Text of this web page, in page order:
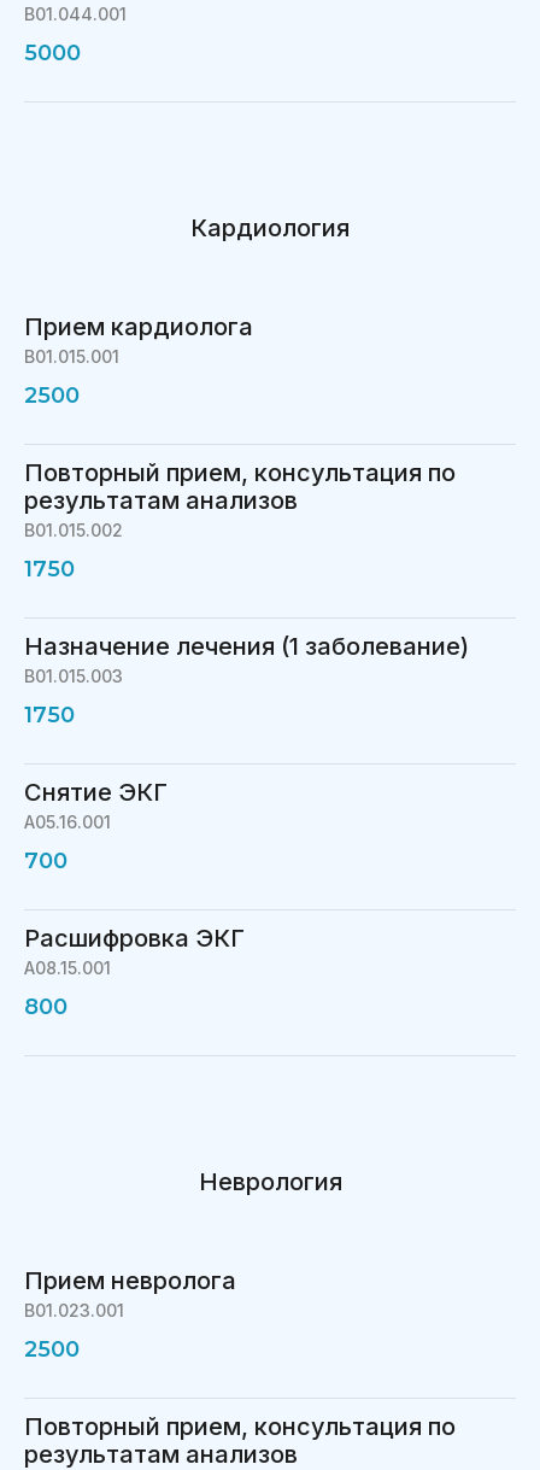
B01.044.001
5000
Кардиология
Прием кардиолога
B01.015.001
2500
Повторный прием, консультация по
результатам анализов
B01.015.002
1750
Назначение лечения (1 заболевание)
B01.015.003
1750
Снятие ЭКГ
A05.16.001
700
Расшифровка ЭКГ
A08.15.001
800
Неврология
Прием невролога
B01.023.001
2500
Повторный прием, консультация по
результатам анализов